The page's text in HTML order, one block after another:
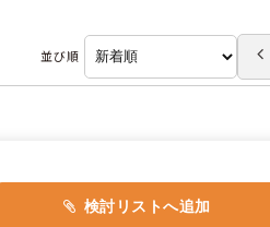
並び順
検討リストへ追加